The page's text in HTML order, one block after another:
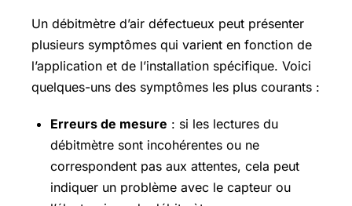
Un débitmètre d’air défectueux peut présenter
plusieurs symptômes qui varient en fonction de
l’application et de l’installation spécifique. Voici
quelques-uns des symptômes les plus courants :
Erreurs de mesure : si les lectures du
débitmètre sont incohérentes ou ne
correspondent pas aux attentes, cela peut
indiquer un problème avec le capteur ou